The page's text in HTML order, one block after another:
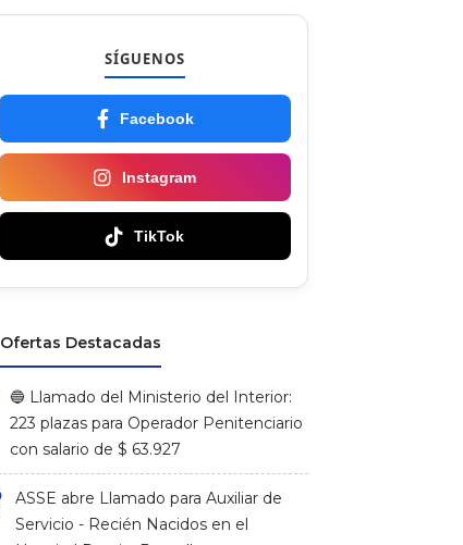
SÍGUENOS
Facebook
Instagram
TikTok
Ofertas Destacadas
🔵 Llamado del Ministerio del Interior:
223 plazas para Operador Penitenciario
con salario de $ 63.927
ASSE abre Llamado para Auxiliar de
Servicio - Recién Nacidos en el